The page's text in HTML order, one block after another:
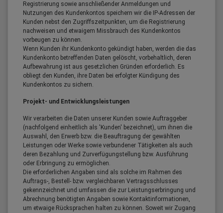
Registrierung sowie anschließender Anmeldungen und
Nutzungen des Kundenkontos speichern wir die IP-Adressen der
Kunden nebst den Zugriffszeitpunkten, um die Registrierung
nachweisen und etwaigem Missbrauch des Kundenkontos
vorbeugen zu können.
Wenn Kunden ihr Kundenkonto gekündigt haben, werden die das
Kundenkonto betreffenden Daten gelöscht, vorbehaltlich, deren
Aufbewahrung ist aus gesetzlichen Gründen erforderlich. Es
obliegt den Kunden, ihre Daten bei erfolgter Kündigung des
Kundenkontos zu sichern.
Projekt- und Entwicklungsleistungen
Wir verarbeiten die Daten unserer Kunden sowie Auftraggeber
(nachfolgend einheitlich als 'Kunden' bezeichnet), um ihnen die
Auswahl, den Erwerb bzw. die Beauftragung der gewählten
Leistungen oder Werke sowie verbundener Tätigkeiten als auch
deren Bezahlung und Zurverfügungstellung bzw. Ausführung
oder Erbringung zu ermöglichen.
Die erforderlichen Angaben sind als solche im Rahmen des
Auftrags-, Bestell- bzw. vergleichbaren Vertragsschlusses
gekennzeichnet und umfassen die zur Leistungserbringung und
Abrechnung benötigten Angaben sowie Kontaktinformationen,
um etwaige Rücksprachen halten zu können. Soweit wir Zugang